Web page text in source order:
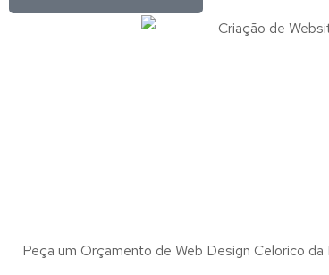
Peça um Orçamento de Web Design Celorico da